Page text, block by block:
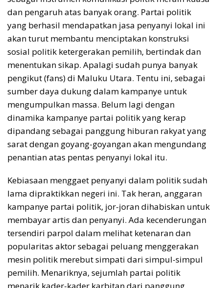
dan pengaruh atas banyak orang. Partai politik
yang berhasil mendapatkan jasa penyanyi lokal ini
akan turut membantu menciptakan konstruksi
sosial politik ketergerakan pemilih, bertindak dan
menentukan sikap. Apalagi sudah punya banyak
pengikut (fans) di Maluku Utara. Tentu ini, sebagai
sumber daya dukung dalam kampanye untuk
mengumpulkan massa. Belum lagi dengan
dinamika kampanye partai politik yang kerap
dipandang sebagai panggung hiburan rakyat yang
sarat dengan goyang-goyangan akan mengundang
penantian atas pentas penyanyi lokal itu.
Kebiasaan menggaet penyanyi dalam politik sudah
lama dipraktikkan negeri ini. Tak heran, anggaran
kampanye partai politik, jor-joran dihabiskan untuk
membayar artis dan penyanyi. Ada kecenderungan
tersendiri parpol dalam melihat ketenaran dan
popularitas aktor sebagai peluang menggerakan
mesin politik merebut simpati dari simpul-simpul
pemilih. Menariknya, sejumlah partai politik
menarik kader-kader karbitan dari panggung